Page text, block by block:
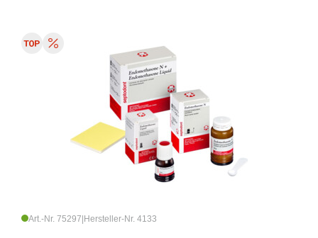
Art.-Nr. 75297 Hersteller-Nr. 4133